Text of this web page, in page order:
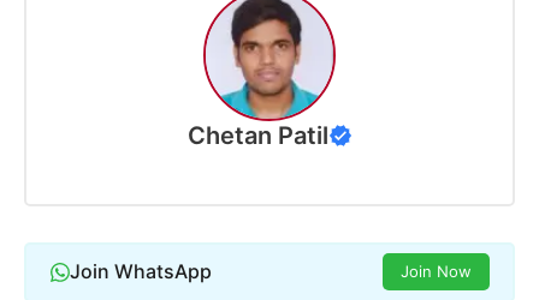
Chetan Patil
Join WhatsApp Join Now